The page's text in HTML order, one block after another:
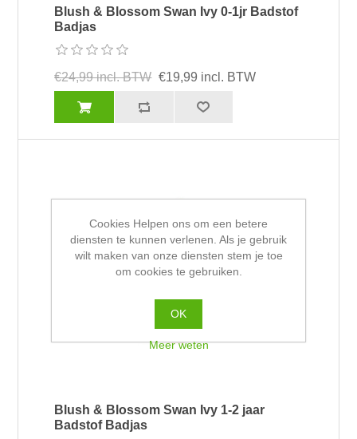
Blush & Blossom Swan Ivy 0-1jr Badstof
Badjas
€24,99 incl. BTW €19,99 incl. BTW
Blush & Blossom Swan Ivy 1-2 jaar
Badstof Badjas
Cookies Helpen ons om een betere
diensten te kunnen verlenen. Als je gebruik
wilt maken van onze diensten stem je toe
om cookies te gebruiken.
OK
Meer weten